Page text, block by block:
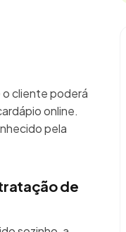
o cliente poderá
online.
pela
de